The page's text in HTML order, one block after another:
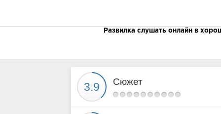
Развилка слушать онлайн в
Сюжет